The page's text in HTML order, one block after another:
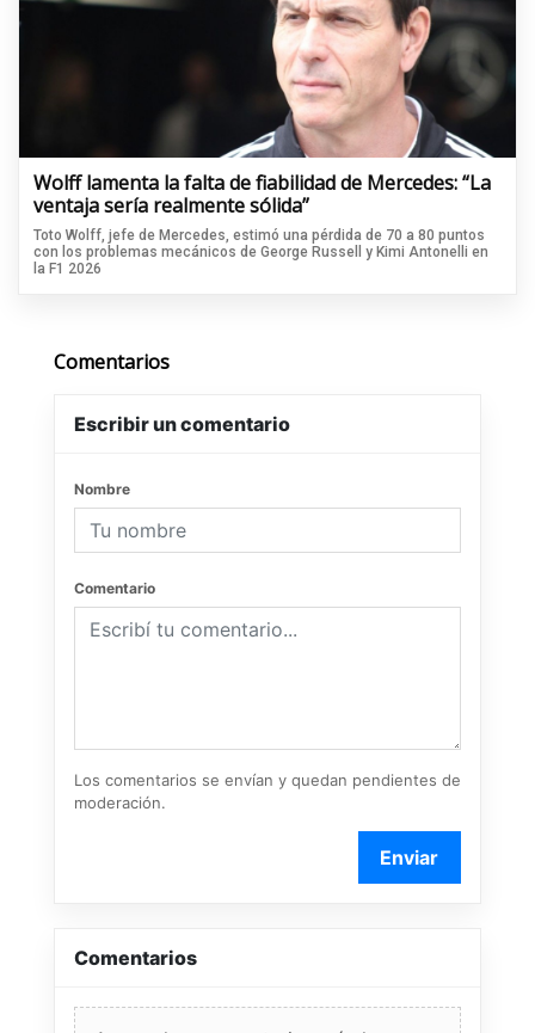
Wolff lamenta la falta de fiabilidad de Mercedes: “La
ventaja sería realmente sólida”
Toto Wolff, jefe de Mercedes, estimó una pérdida de 70 a 80 puntos
con los problemas mecánicos de George Russell y Kimi Antonelli en
la F1 2026
Comentarios
Escribir un comentario
Nombre
Comentario
Los comentarios se envían y quedan pendientes de
moderación.
Enviar
Comentarios